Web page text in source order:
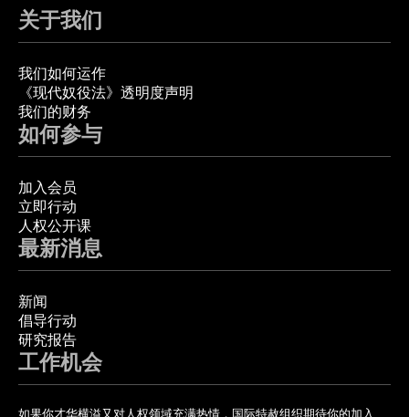
关于我们
我们如何运作
《现代奴役法》透明度声明
我们的财务
如何参与
加入会员
立即行动
人权公开课
最新消息
新闻
倡导行动
研究报告
工作机会
如果你才华横溢又对人权领域充满热情，国际特赦组织期待你的加入